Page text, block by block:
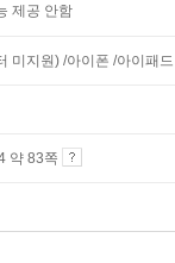
제공 안함
미지원) /아이폰 /아이패
약 83쪽